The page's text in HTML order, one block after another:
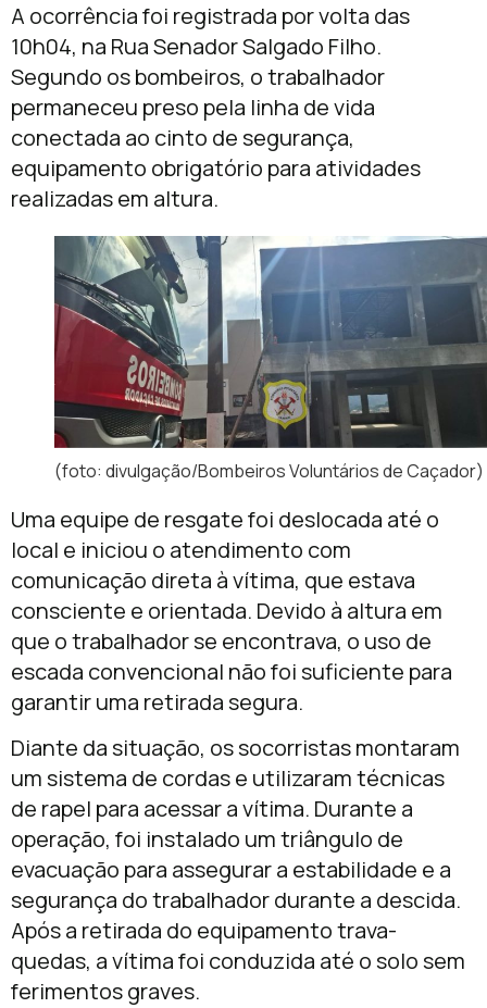
A ocorrência foi registrada por volta das
10h04, na Rua Senador Salgado Filho.
Segundo os bombeiros, o trabalhador
permaneceu preso pela linha de vida
conectada ao cinto de segurança,
equipamento obrigatório para atividades
realizadas em altura.
(foto: divulgação/Bombeiros Voluntários de Caçador)
Uma equipe de resgate foi deslocada até o
local e iniciou o atendimento com
comunicação direta à vítima, que estava
consciente e orientada. Devido à altura em
que o trabalhador se encontrava, o uso de
escada convencional não foi suficiente para
garantir uma retirada segura.
Diante da situação, os socorristas montaram
um sistema de cordas e utilizaram técnicas
de rapel para acessar a vítima. Durante a
operação, foi instalado um triângulo de
evacuação para assegurar a estabilidade e a
segurança do trabalhador durante a descida.
Após a retirada do equipamento trava-
quedas, a vítima foi conduzida até o solo sem
ferimentos graves.